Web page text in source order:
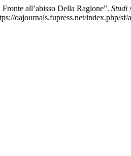
all’abisso Della Ragione”. Studi
oajournals.fupress.net/index.php/